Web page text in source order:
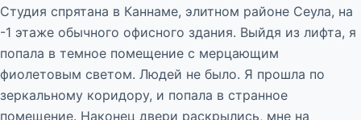
Студия спрятана в Каннаме, элитном районе Сеула, на
-1 этаже обычного офисного здания. Выйдя из лифта, я
попала в темное помещение с мерцающим
фиолетовым светом. Людей не было. Я прошла по
зеркальному коридору, и попала в странное
помещение. Наконец двери раскрылись, мне на